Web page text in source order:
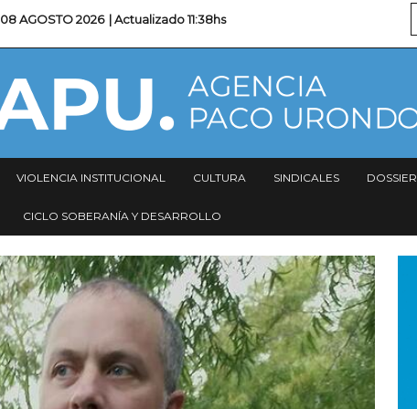
08 AGOSTO 2026 | Actualizado11:38hs
VIOLENCIA INSTITUCIONAL CULTURA SINDICALES DOSSIER
CICLO SOBERANÍA Y DESARROLLO